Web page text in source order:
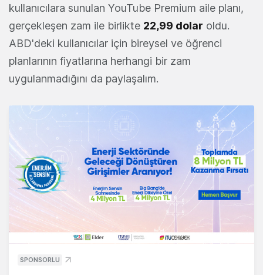
kullanıcılara sunulan YouTube Premium aile planı,
gerçekleşen zam ile birlikte 22,99 dolar oldu.
ABD'deki kullanıcılar için bireysel ve öğrenci
planlarının fiyatlarına herhangi bir zam
uygulanmadığını da paylaşalım.
SPONSORLU